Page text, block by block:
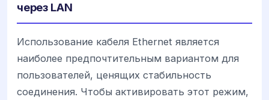
через LAN
Использование кабеля Ethernet является
наиболее предпочтительным вариантом для
пользователей, ценящих стабильность
соединения. Чтобы активировать этот режим,